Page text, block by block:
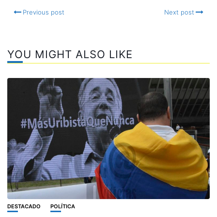
Previous post Next post
YOU MIGHT ALSO LIKE
DESTACADO POLÍTICA